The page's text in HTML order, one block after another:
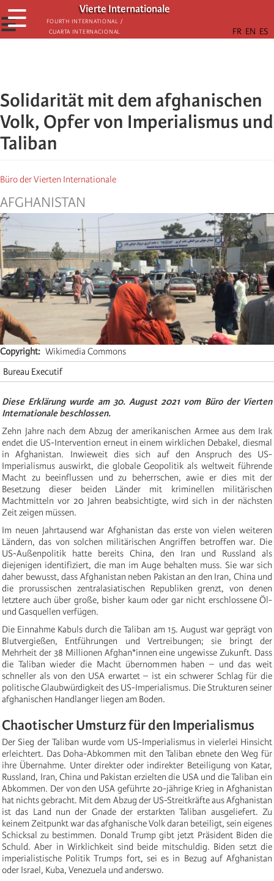
Skip
to
main
Vierte Internationale
Fourth International /
Cuarta Internacional
☰
☰
Solidarität mit dem afghanischen
Volk, Opfer von Imperialismus und
Taliban
Büro der Vierten Internationale
AFGHANISTAN
Copyright
Wikimedia Commons
Bureau Executif
Diese Erklärung wurde am 30. August 2021 vom Büro der Vierten
Internationale beschlossen.
Zehn Jahre nach dem Abzug der amerikanischen Armee aus dem Irak
endet die US-Intervention erneut in einem wirklichen Debakel, diesmal
in Afghanistan. Inwieweit dies sich auf den Anspruch des US-
Imperialismus auswirkt, die globale Geopolitik als weltweit führende
Macht zu beeinflussen und zu beherrschen, awie er dies mit der
Besetzung dieser beiden Länder mit kriminellen militärischen
Machtmitteln vor 20 Jahren beabsichtigte, wird sich in der nächsten
Zeit zeigen müssen.
Im neuen Jahrtausend war Afghanistan das erste von vielen weiteren
Ländern, das von solchen militärischen Angriffen betroffen war. Die
US-Außenpolitik hatte bereits China, den Iran und Russland als
diejenigen identifiziert, die man im Auge behalten muss. Sie war sich
daher bewusst, dass Afghanistan neben Pakistan an den Iran, China und
die prorussischen zentralasiatischen Republiken grenzt, von denen
letztere auch über große, bisher kaum oder gar nicht erschlossene Öl-
und Gasquellen verfügen.
Die Einnahme Kabuls durch die Taliban am 15. August war geprägt von
Blutvergießen, Entführungen und Vertreibungen; sie bringt der
Mehrheit der 38 Millionen Afghan*innen eine ungewisse Zukunft. Dass
die Taliban wieder die Macht übernommen haben – und das weit
schneller als von den USA erwartet – ist ein schwerer Schlag für die
politische Glaubwürdigkeit des US-Imperialismus. Die Strukturen seiner
afghanischen Handlanger liegen am Boden.
Chaotischer Umsturz für den Imperialismus
Der Sieg der Taliban wurde vom US-Imperialismus in vielerlei Hinsicht
erleichtert. Das Doha-Abkommen mit den Taliban ebnete den Weg für
ihre Übernahme. Unter direkter oder indirekter Beteiligung von Katar,
Russland, Iran, China und Pakistan erzielten die USA und die Taliban ein
Abkommen. Der von den USA geführte 20-jährige Krieg in Afghanistan
hat nichts gebracht. Mit dem Abzug der US-Streitkräfte aus Afghanistan
ist das Land nun der Gnade der erstarkten Taliban ausgeliefert. Zu
keinem Zeitpunkt war das afghanische Volk daran beteiligt, sein eigenes
Schicksal zu bestimmen. Donald Trump gibt jetzt Präsident Biden die
Schuld. Aber in Wirklichkeit sind beide mitschuldig. Biden setzt die
imperialistische Politik Trumps fort, sei es in Bezug auf Afghanistan
oder Israel, Kuba, Venezuela und anderswo.